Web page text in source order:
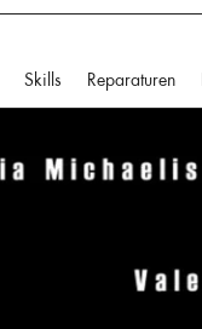
Skills Reparaturen